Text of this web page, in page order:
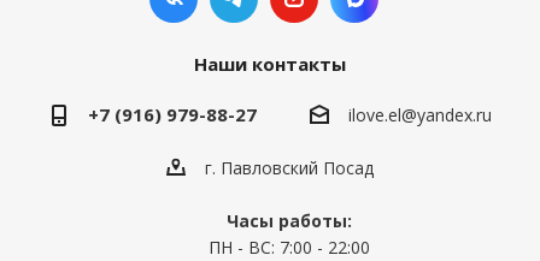
Наши контакты
+7 (916) 979-88-27 ilove.el@yandex.ru
г. Павловский Посад
Часы работы:
ПН - ВС: 7:00 - 22:00